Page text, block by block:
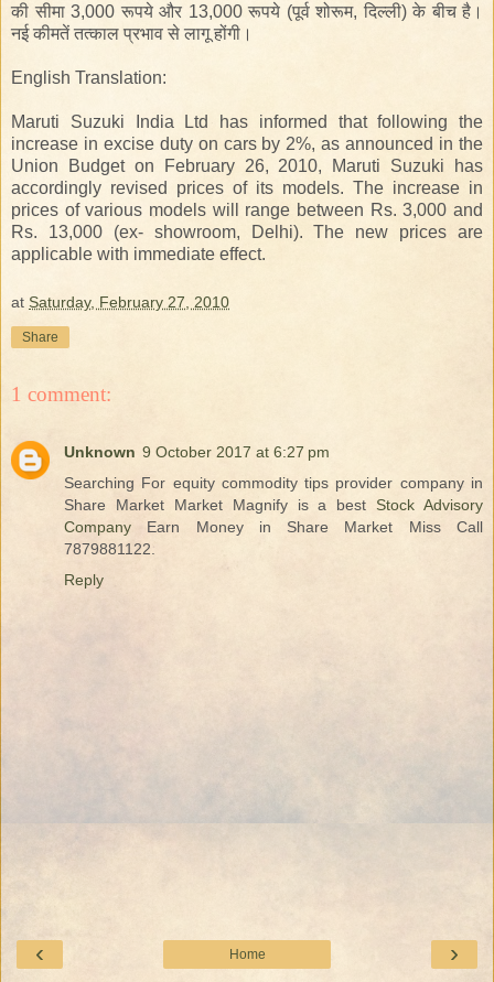
की सीमा 3,000 रूपये और 13,000 रूपये (पूर्व शोरूम, दिल्ली) के बीच है।
नई कीमतें तत्काल प्रभाव से लागू होंगी।
English Translation:
Maruti Suzuki India Ltd has informed that following the
increase in excise duty on cars by 2%, as announced in the
Union Budget on February 26, 2010, Maruti Suzuki has
accordingly revised prices of its models. The increase in
prices of various models will range between Rs. 3,000 and
Rs. 13,000 (ex- showroom, Delhi). The new prices are
applicable with immediate effect.
at Saturday, February 27, 2010
Share
1 comment:
Unknown 9 October 2017 at 6:27 pm
Searching For equity commodity tips provider company in
Share Market Market Magnify is a bestStock Advisory
Company Earn Money in Share Market Miss Call
7879881122.
Reply
‹ ›
Home